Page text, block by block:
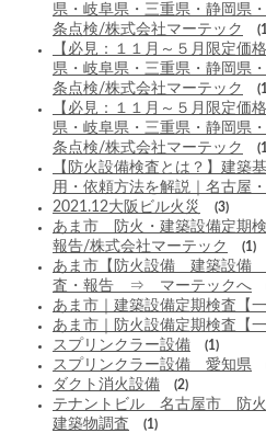
県・岐阜県・三重県・静岡県
条点検/株式会社マーテック
【必見：１１月～５月限定価
県・岐阜県・三重県・静岡県
条点検/株式会社マーテック
【必見：１１月～５月限定価
県・岐阜県・三重県・静岡県
条点検/株式会社マーテック
【防火設備検査とは？】建築
用・依頼方法を解説｜名古屋
2021.12大阪ビル火災 (3)
あま市 防火・建築設備定期
報告/株式会社マーテック
(1)
あま市【防火設備 建築設備
査・報告 ⇒ マーテックへ
あま市｜建築設備定期検査【
あま市｜防火設備定期検査【
スプリンクラー設備 (1)
スプリンクラー設備 愛知県
ダクト消火設備 (2)
テナントビル 名古屋市 防
建築物調査
(1)